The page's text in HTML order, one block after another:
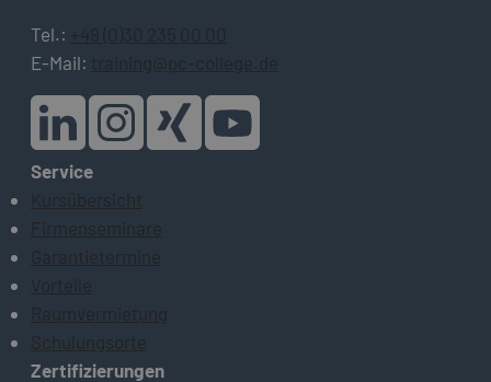
Tel.: +49 (0)30 235 00 00
E-Mail: training@pc-college.de
Service
Kursübersicht
Firmenseminare
Garantietermine
Vorteile
Raumvermietung
Schulungsorte
Zertifizierungen